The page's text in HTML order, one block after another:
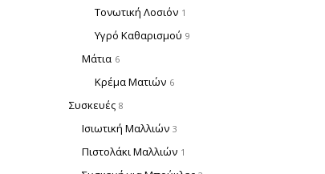
Τονωτική Λοσιόν 1
Υγρό Καθαρισμού 9
Μάτια 6
Κρέμα Ματιών 6
Συσκευές 8
Ισιωτική Μαλλιών 3
Πιστολάκι Μαλλιών 1